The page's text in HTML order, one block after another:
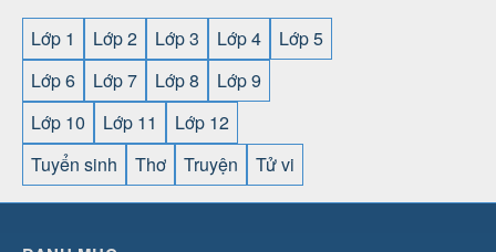
Lớp 1 Lớp 2 Lớp 3 Lớp 4
Lớp 5
Lớp 6
Lớp 7 Lớp 8
Lớp 9
Lớp 10
Lớp 11
Lớp 12
Tuyển sinh
Thơ Truyện Tử vi